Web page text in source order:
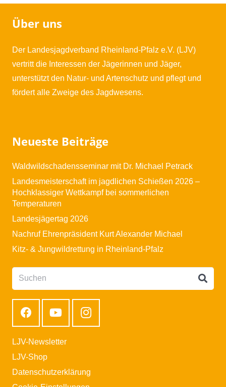
Über uns
Der Landesjagdverband Rheinland-Pfalz e.V. (LJV)
vertritt die Interessen der Jägerinnen und Jäger,
unterstützt den Natur- und Artenschutz und pflegt und
fördert alle Zweige des Jagdwesens.
Neueste Beiträge
Waldwildschadensseminar mit Dr. Michael Petrack
Landesmeisterschaft im jagdlichen Schießen 2026 –
Hochklassiger Wettkampf bei sommerlichen
Temperaturen
Landesjägertag 2026
Nachruf Ehrenpräsident Kurt Alexander Michael
Kitz- & Jungwildrettung in Rheinland-Pfalz
LJV-Newsletter
LJV-Shop
Datenschutzerklärung